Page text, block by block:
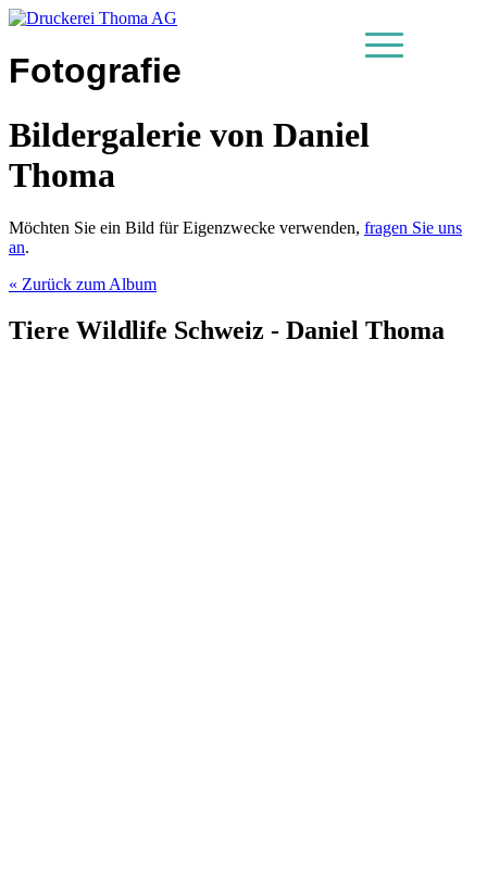
Fotografie
Bildergalerie von Daniel
Thoma
Möchten Sie ein Bild für Eigenzwecke verwenden, fragen Sie uns
an.
« Zurück zum Album
Tiere Wildlife Schweiz - Daniel Thoma